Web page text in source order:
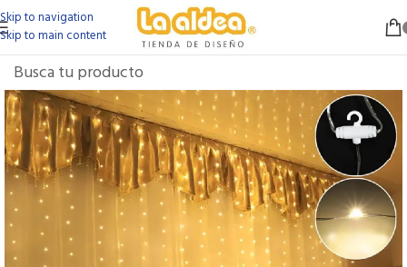
Skip to navigation
Skip to main content